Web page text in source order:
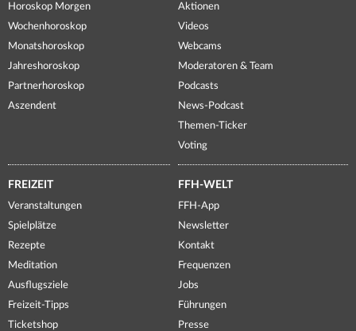
Horoskop Morgen
Wochenhoroskop
Monatshoroskop
Jahreshoroskop
Partnerhoroskop
Aszendent
Aktionen
Videos
Webcams
Moderatoren & Team
Podcasts
News-Podcast
Themen-Ticker
Voting
FREIZEIT
Veranstaltungen
Spielplätze
Rezepte
Meditation
Ausflugsziele
Freizeit-Tipps
Ticketshop
FFH-WELT
FFH-App
Newsletter
Kontakt
Frequenzen
Jobs
Führungen
Presse